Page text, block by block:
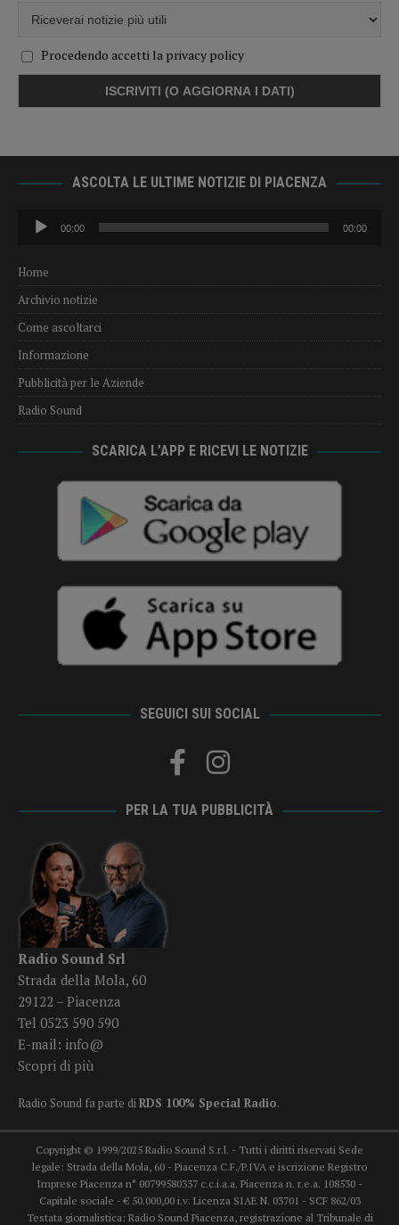
Procedendo accetti la privacy policy
ASCOLTA LE ULTIME NOTIZIE DI PIACENZA
Audio
Player
00:00 00:00
Home
Archivio notizie
Come ascoltarci
Informazione
Pubblicità per le Aziende
Radio Sound
SCARICA L’APP E RICEVI LE NOTIZIE
SEGUICI SUI SOCIAL
PER LA TUA PUBBLICITÀ
Radio Sound Srl
Strada della Mola, 60
29122 – Piacenza
Tel 0523 590 590
E-mail: info@
Scopri di più
Radio Sound fa parte diRDS 100% Special Radio.
Copyright © 1999/2025 Radio Sound S.r.l. - Tutti i diritti riservati Sede
legale: Strada della Mola, 60 - Piacenza C.F./P.IVA e iscrizione Registro
Imprese Piacenza n° 00799580337 c.c.i.a.a. Piacenza n. r.e.a. 108530 -
Capitale sociale - € 50.000,00 i.v. Licenza SIAE N. 03701 - SCF 862/03
Testata giornalistica: Radio Sound Piacenza, registrazione al Tribunale di